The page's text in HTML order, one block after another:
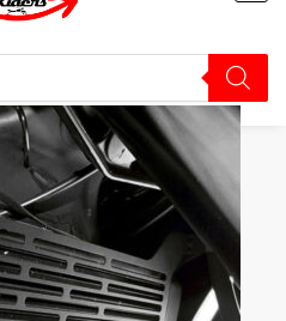
Protetor Radiador Kawasaki Versys650 2015+ Spto295 Scam